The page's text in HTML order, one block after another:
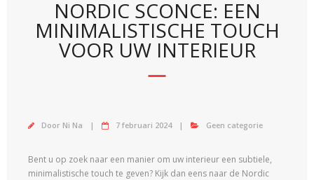
NORDIC SCONCE: EEN
MINIMALISTISCHE TOUCH
VOOR UW INTERIEUR
Door Ni Na 7 februari 2024 Geen categorie
Bent u op zoek naar een manier om uw interieur een subtiele,
minimalistische touch te geven? Kijk dan eens naar de Nordic